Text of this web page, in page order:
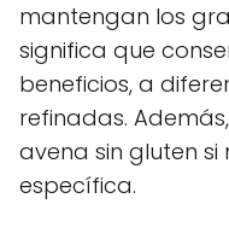
mantengan los
significa que
beneficios, a
refinadas.
avena sin gluten si
específica.